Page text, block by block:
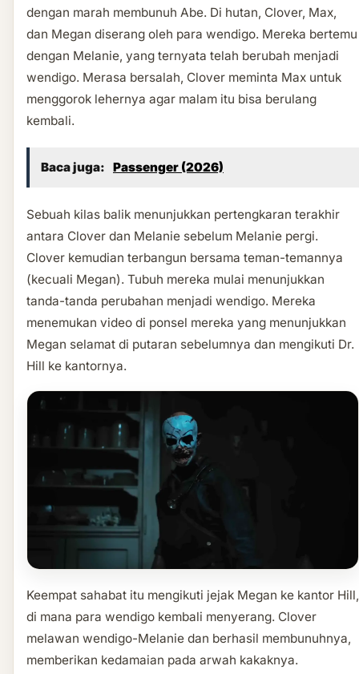
dengan marah membunuh Abe. Di hutan, Clover, Max,
dan Megan diserang oleh para wendigo. Mereka bertemu
dengan Melanie, yang ternyata telah berubah menjadi
wendigo. Merasa bersalah, Clover meminta Max untuk
menggorok lehernya agar malam itu bisa berulang
kembali.
Baca juga: Passenger (2026)
Sebuah kilas balik menunjukkan pertengkaran terakhir
antara Clover dan Melanie sebelum Melanie pergi.
Clover kemudian terbangun bersama teman-temannya
(kecuali Megan). Tubuh mereka mulai menunjukkan
tanda-tanda perubahan menjadi wendigo. Mereka
menemukan video di ponsel mereka yang menunjukkan
Megan selamat di putaran sebelumnya dan mengikuti Dr.
Hill ke kantornya.
Keempat sahabat itu mengikuti jejak Megan ke kantor Hill,
di mana para wendigo kembali menyerang. Clover
melawan wendigo-Melanie dan berhasil membunuhnya,
memberikan kedamaian pada arwah kakaknya.